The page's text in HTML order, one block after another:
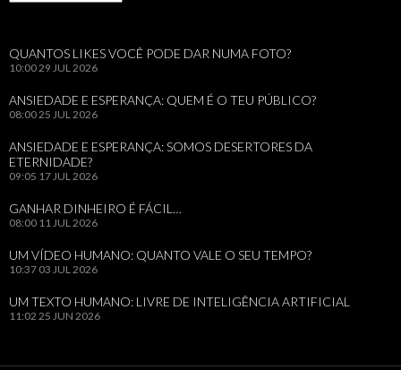
QUANTOS LIKES VOCÊ PODE DAR NUMA FOTO?
10:0029 JUL 2026
ANSIEDADE E ESPERANÇA: QUEM É O TEU PÚBLICO?
08:0025 JUL 2026
ANSIEDADE E ESPERANÇA: SOMOS DESERTORES DA
ETERNIDADE?
09:05 17 JUL 2026
GANHAR DINHEIRO É FÁCIL…
08:00 11 JUL 2026
UM VÍDEO HUMANO: QUANTO VALE O SEU TEMPO?
10:37 03 JUL 2026
UM TEXTO HUMANO: LIVRE DE INTELIGÊNCIA ARTIFICIAL
11:02 25 JUN 2026